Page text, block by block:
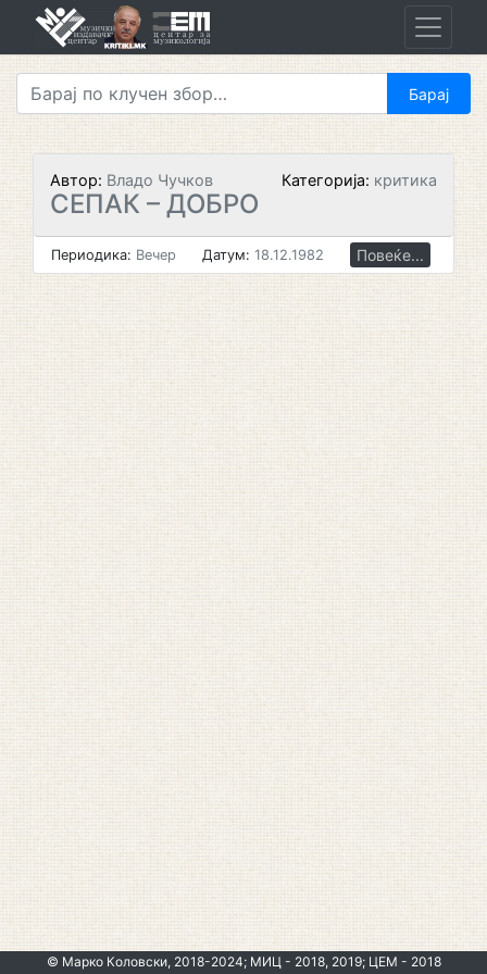
Автор: Владо Чучков Категорија: критика
СЕПАК – ДОБРО
Периодика: Вечер Датум: 18.12.1982 Повеќе...
© Марко Коловски, 2018-2024; МИЦ - 2018, 2019; ЦЕМ - 2018